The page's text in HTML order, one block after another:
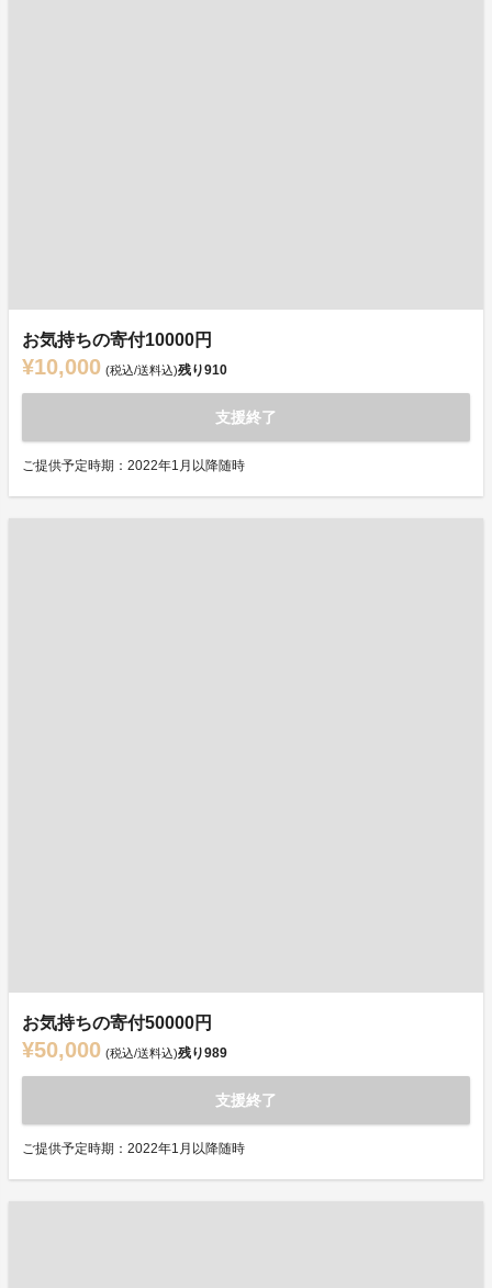
お気持ちの寄付10000円
¥10,000 (税込/送料込)残り910
支援終了
ご提供予定時期：2022年1月以降随時
お気持ちの寄付50000円
¥50,000 (税込/送料込)残り989
支援終了
ご提供予定時期：2022年1月以降随時